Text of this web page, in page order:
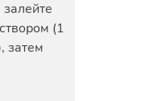
залейте
(1
затем